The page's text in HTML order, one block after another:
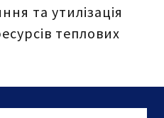
та утилізація
теплових